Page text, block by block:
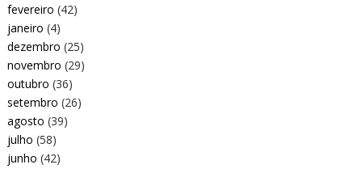
fevereiro (42)
janeiro (4)
dezembro (25)
novembro (29)
outubro (36)
setembro (26)
agosto (39)
julho (58)
junho (42)